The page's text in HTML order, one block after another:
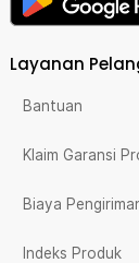
Layanan
Bantuan
Klaim Garansi
Biaya
Indeks Produk